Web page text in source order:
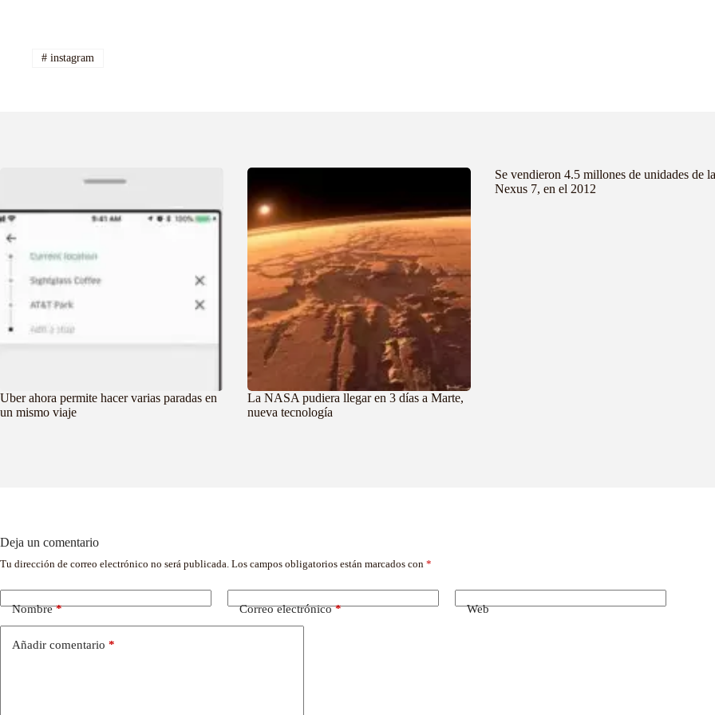
#instagram
Uber ahora permite hacer varias paradas en
un mismo viaje
La NASA pudiera llegar en 3 días a Marte,
nueva tecnología
Se vendieron 4.5 millones de unidades de la
Nexus 7, en el 2012
Deja un comentario
Tu dirección de correo electrónico no será publicada. Los campos obligatorios están marcados con *
Nombre* Correo electrónico* Web
Añadir comentario *